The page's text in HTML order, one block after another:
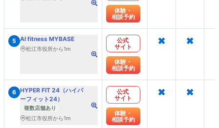
体験・
相談予約
5 AI fitness MYBASE
松江市役所から1m
公式
サイト
体験・
相談予約
× ×
6 HYPER FIT 24（ハイパ
ーフィット24）
複数店舗あり
松江市役所から1m
公式
サイト
体験・
相談予約
× ×